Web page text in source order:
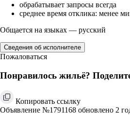
обрабатывает запросы всегда
среднее время отклика: менее
Общается на языках — русский
Сведения об исполнителе
Пожаловаться
Понравилось жильё?
Копировать ссылку
Объявление №1791168 обновлено 2